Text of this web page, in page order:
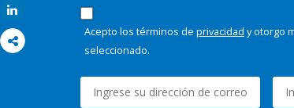
Acepto los términos de privacidad y otorgo
seleccionado.